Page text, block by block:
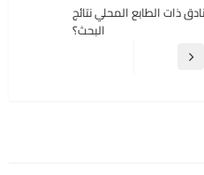
ذات الطابع المحلي نتائج
البحث؟